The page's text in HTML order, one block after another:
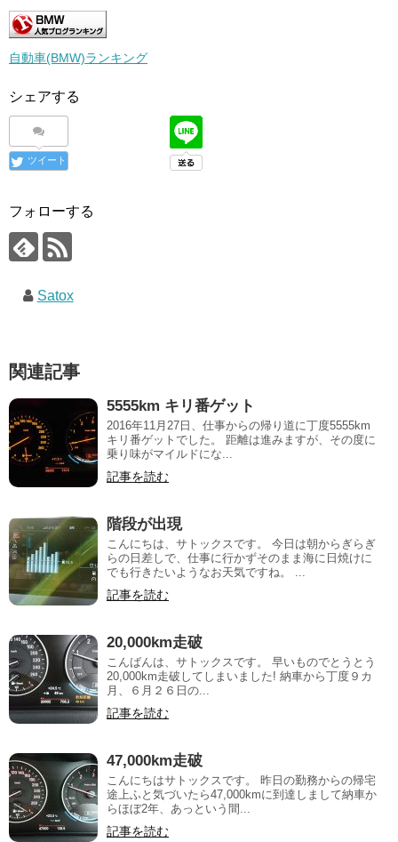
自動車(BMW)ランキング
シェアする
ツイート
フォローする
Satox
関連記事
5555km キリ番ゲット
2016年11月27日、仕事からの帰り道に丁度5555km
キリ番ゲットでした。 距離は進みますが、その度に
乗り味がマイルドにな...
記事を読む
階段が出現
こんにちは、サトックスです。 今日は朝からぎらぎ
らの日差しで、仕事に行かずそのまま海に日焼けに
でも行きたいようなお天気ですね。 ...
記事を読む
20,000km走破
こんばんは、サトックスです。 早いものでとうとう
20,000km走破してしまいました! 納車から丁度９カ
月、６月２６日の...
記事を読む
47,000km走破
こんにちはサトックスです。 昨日の勤務からの帰宅
途上ふと気づいたら47,000kmに到達しまして納車か
らほぼ2年、あっという間...
記事を読む